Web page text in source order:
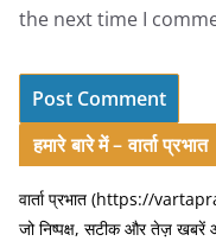
the next time I
हमारे बारे में – वार्ता प्रभात
वार्ता प्रभात (https://
जो निष्पक्ष, सटीक और तेज़ खबरें